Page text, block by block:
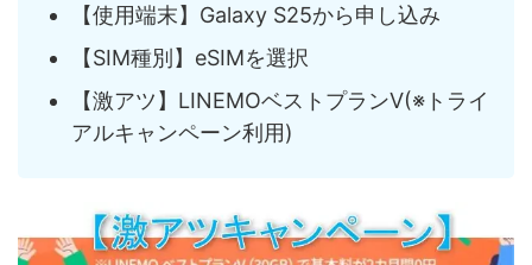
【使用端末】Galaxy S25から申し込み
【SIM種別】eSIMを選択
【激アツ】LINEMOベストプランV(※トライ
アルキャンペーン利用)